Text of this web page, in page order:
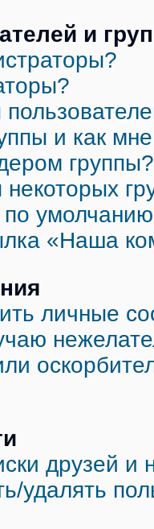
и
и как
группы?
по
«Наша
личные
друзей и
удалять